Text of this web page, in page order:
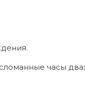
часы